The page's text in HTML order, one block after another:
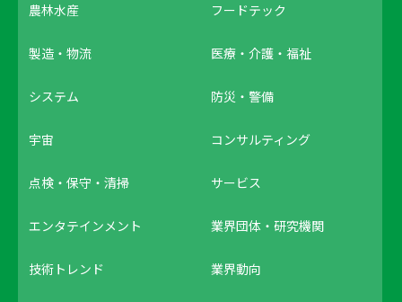
農林水産 フードテック
製造・物流 医療・介護・福祉
システム 防災・警備
宇宙 コンサルティング
点検・保守・清掃 サービス
エンタテインメント 業界団体・研究機関
技術トレンド 業界動向